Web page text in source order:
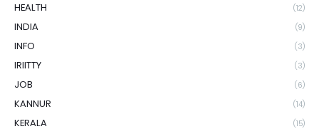
HEALTH (12)
INDIA (9)
INFO (3)
IRIITTY (3)
JOB (6)
KANNUR (14)
KERALA (15)